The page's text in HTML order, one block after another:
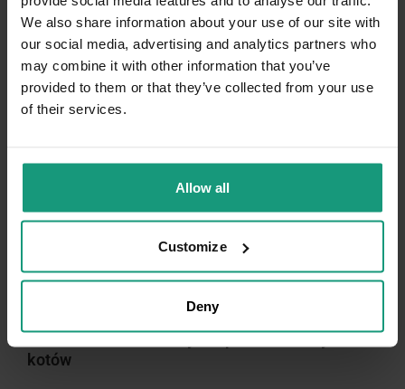
We also share information about your use of our site with
our social media, advertising and analytics partners who
may combine it with other information that you’ve
provided to them or that they’ve collected from your use
of their services.
Allow all
Customize
Deny
VETAMINEX SMALL BREED&CATS - preparat
witaminowo-mineralny dla psów ras małych i
kotów